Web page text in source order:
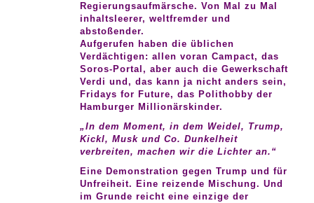
Regierungsaufmärsche. Von Mal zu Mal
inhaltsleerer, weltfremder und
abstoßender.
Aufgerufen haben die üblichen
Verdächtigen: allen voran Campact, das
Soros-Portal, aber auch die Gewerkschaft
Verdi und, das kann ja nicht anders sein,
Fridays for Future, das Polithobby der
Hamburger Millionärskinder.
„In dem Moment, in dem Weidel, Trump,
Kickl, Musk und Co. Dunkelheit
verbreiten, machen wir die Lichter an.“
Eine Demonstration gegen Trump und für
Unfreiheit. Eine reizende Mischung. Und
im Grunde reicht eine einzige der